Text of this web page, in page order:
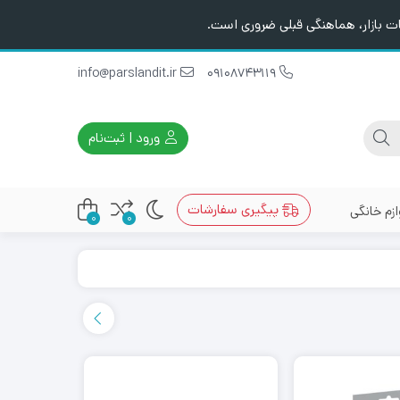
بازار، هماهنگی قبلی ضروری است.
ورود | ثبت‌نام
خانگی پیگیری سفارشات 0
0